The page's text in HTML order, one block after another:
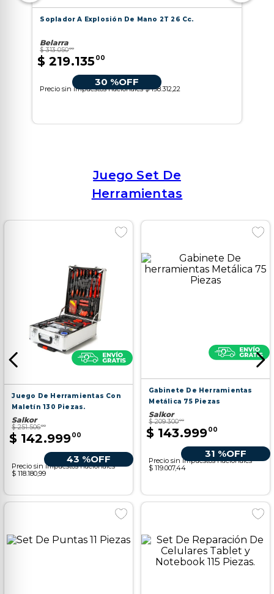
Soplador A Explosión De Mano 2T 26 Cc.
Belarra
$ 313.05000
$ 219.13500
30 %OFF
Precio sin impuestos nacionales $ 198.312,22
Juego Set De
Herramientas
Juego De Herramientas Con
Maletín 130 Piezas.
Salkor
$ 251.50600
$ 142.99900
43 %OFF
Precio sin impuestos nacionales
$ 118.180,99
Gabinete De Herramientas
Metálica 75 Piezas
Salkor
$ 209.30000
$ 143.99900
31 %OFF
Precio sin impuestos nacionales
$ 119.007,44